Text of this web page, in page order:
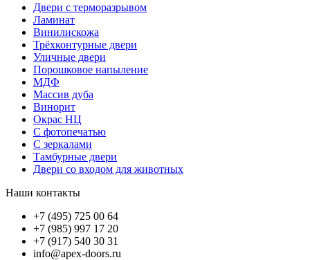
Двери с терморазрывом
Ламинат
Винилискожа
Трёхконтурные двери
Уличные двери
Порошковое напыление
МДФ
Массив дуба
Винорит
Окрас НЦ
С фотопечатью
С зеркалами
Тамбурные двери
Двери со входом для животных
Наши контакты
+7 (495) 725 00 64
+7 (985) 997 17 20
+7 (917) 540 30 31
info@apex-doors.ru